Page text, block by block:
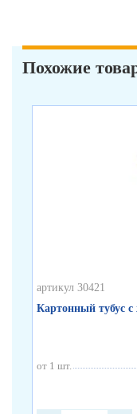
Похожие
артикул 30421
Картонный тубус
от 1 шт.